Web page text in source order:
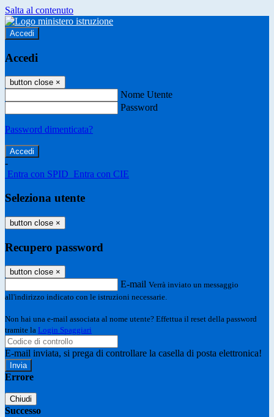
Salta al contenuto
Accedi
Accedi
button close ×
Nome Utente
Password
Password dimenticata?
-
Entra con SPID Entra con CIE
Seleziona utente
button close ×
Recupero password
button close ×
E-mail Verrà inviato un messaggio
all'indirizzo indicato con le istruzioni necessarie.
Non hai una e-mail associata al nome utente? Effettua il reset della password
tramite la Login Spaggiari
E-mail inviata, si prega di controllare la casella di posta elettronica!
Errore
Chiudi
Successo